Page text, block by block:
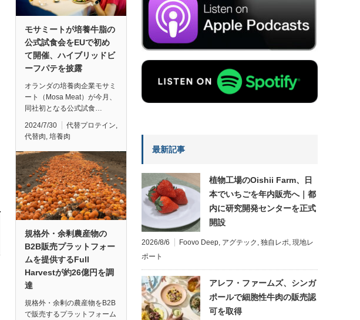
モサミートが培養牛脂の
公式試食会をEUで初め
て開催、ハイブリッドビ
ーフパテを披露
オランダの培養肉企業モサミ
ート（Mosa Meat）が今月、
同社初となる公式試食…
2024/7/30 代替プロテイン,
代替肉, 培養肉
規格外・余剰農産物の
B2B販売プラットフォー
ムを提供するFull
Harvestが約26億円を調
達
規格外・余剰の農産物をB2B
で販売するプラットフォーム
最新記事
植物工場のOishii Farm、日
本でいちごを年内販売へ｜都
内に研究開発センターを正式
開設
2026/8/6 Foovo Deep アグテック 独自レポ 現地レ
ポート
アレフ・ファームズ、シンガ
ポールで細胞性牛肉の販売認
可を取得